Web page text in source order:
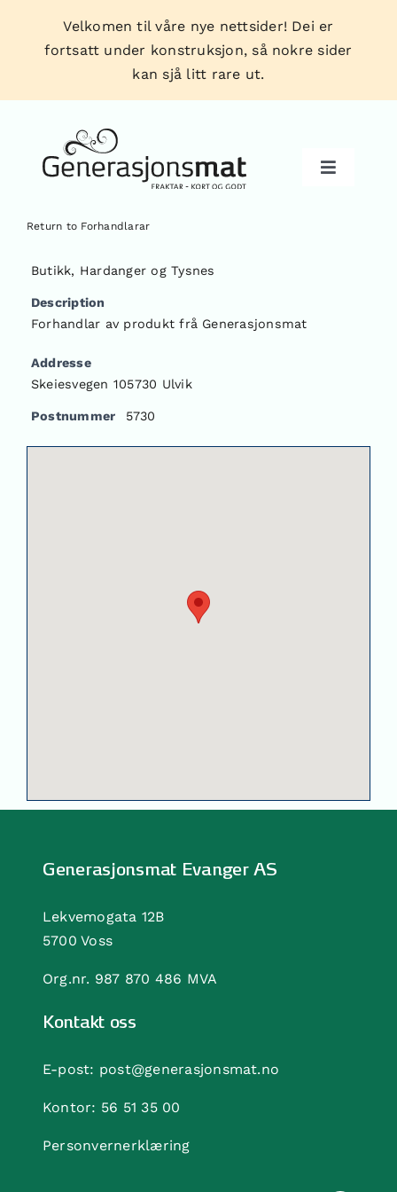
content
Velkomen til våre nye nettsider! Dei er
fortsatt under konstruksjon, så nokre sider
kan sjå litt rare ut.
Toggle
Forhandlarar
Tips & triks
Om oss
Return to Forhandlarar
Butikk, Hardanger og Tysnes
Description
Forhandlar av produkt frå Generasjonsmat
Addresse
Skeiesvegen 105730 Ulvik
Postnummer 5730
Generasjonsmat Evanger AS
Lekvemogata 12B
5700 Voss
Org.nr. 987 870 486 MVA
Kontakt oss
E-post: post@generasjonsmat.no
Kontor: 56 51 35 00
Personvernerklæring